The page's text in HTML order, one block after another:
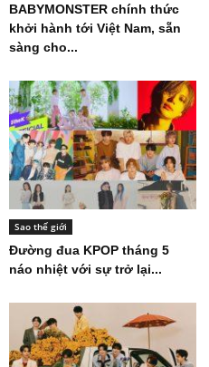
BABYMONSTER chính thức
khởi hành tới Việt Nam, sẵn
sàng cho...
Sao thế giới
Đường đua KPOP tháng 5
náo nhiệt với sự trở lại...